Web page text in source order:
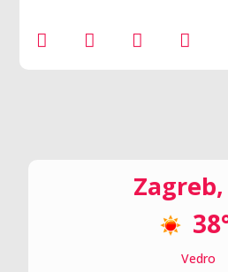
Zagreb,
Vedro